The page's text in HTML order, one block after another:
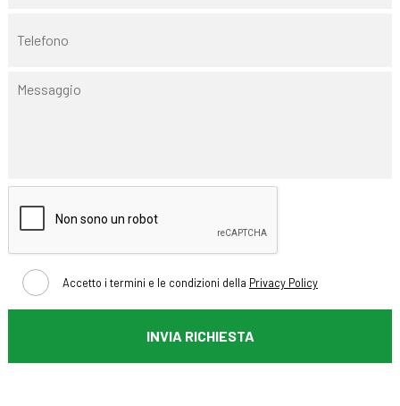
Accetto i termini e le condizioni della Privacy Policy
INVIA RICHIESTA